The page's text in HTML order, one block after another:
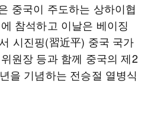
중국이 주도하는 상하이협
참석하고 이날은 베이징
시진핑(習近平) 중국 국가
원장 등과 함께 중국의 제2
을 기념하는 전승절 열병식